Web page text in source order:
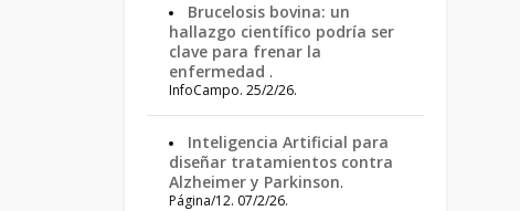
Brucelosis bovina: un
hallazgo científico podría ser
clave para frenar la
enfermedad .
InfoCampo. 25/2/26.
Inteligencia Artificial para
diseñar tratamientos contra
Alzheimer y Parkinson.
Página/12. 07/2/26.